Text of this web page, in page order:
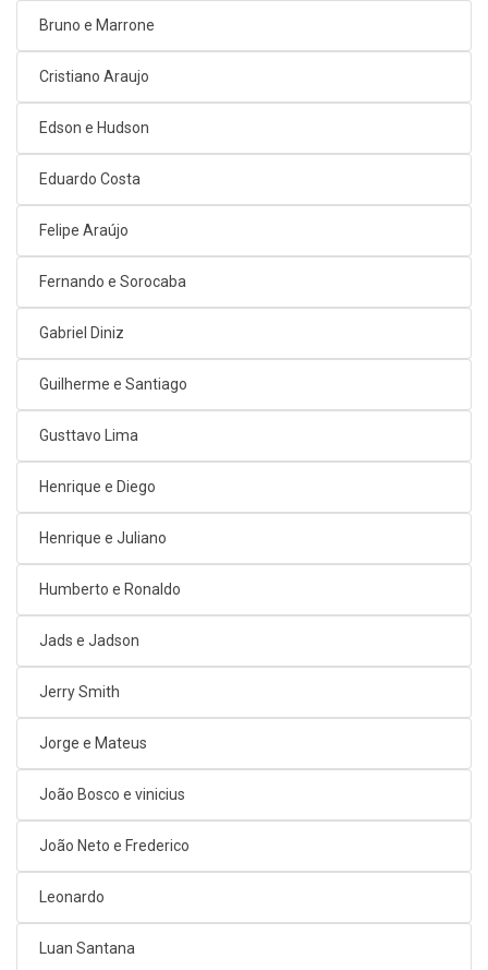
Bruno e Marrone
Cristiano Araujo
Edson e Hudson
Eduardo Costa
Felipe Araújo
Fernando e Sorocaba
Gabriel Diniz
Guilherme e Santiago
Gusttavo Lima
Henrique e Diego
Henrique e Juliano
Humberto e Ronaldo
Jads e Jadson
Jerry Smith
Jorge e Mateus
João Bosco e vinicius
João Neto e Frederico
Leonardo
Luan Santana